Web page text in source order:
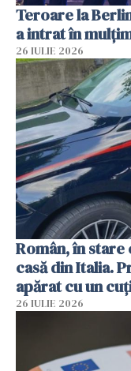
Teroare la
a intrat în
26 IULIE 2026
Român, în
casă din Italia.
apărat cu un
26 IULIE 2026